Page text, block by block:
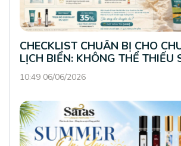
CHECKLIST CHUẨN BỊ CHO
LỊCH BIỂN: KHÔNG THỂ THIẾU
PERFUME
10:49 06/06/2026